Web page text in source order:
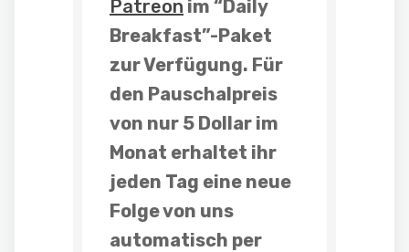
Patreon im “Daily
Breakfast”-Paket
zur Verfügung. Für
den Pauschalpreis
von nur 5 Dollar im
Monat erhaltet ihr
jeden Tag eine neue
Folgevon uns
automatisch per